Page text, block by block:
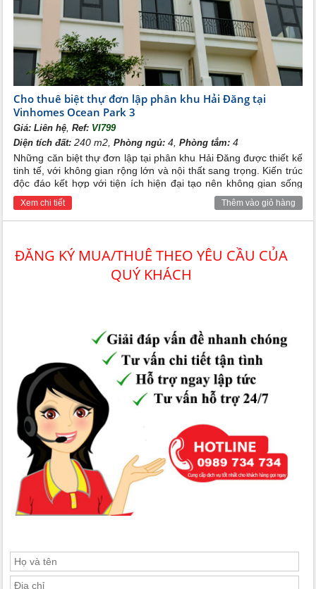
Cho thuê biệt thự đơn lập phân khu Hải Đăng tại
Vinhomes Ocean Park 3
Giá:Liên hệ,Ref: VI799
Diện tích đất: 240 m2,Phòng ngủ: 4,Phòng tắm: 4
Những căn biệt thự đơn lập tại phân khu Hải Đăng được thiết kế
tinh tế, với không gian rộng lớn và nội thất sang trọng. Kiến trúc
độc đáo kết hợp với tiện ích hiện đại tạo nên không gian sống
đẳng cấp và tiện nghi cho cả gia đình.
Xem chi tiết Thêm vào giỏ hàng
ĐĂNG KÝ MUA/THUÊ THEO YÊU CẦU CỦA
QUÝ KHÁCH